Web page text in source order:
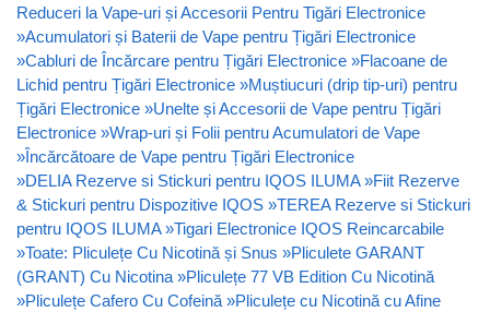
Reduceri la Vape-uri și Accesorii Pentru Tigări Electronice
»Acumulatori și Baterii de Vape pentru Țigări Electronice
»Cabluri de Încărcare pentru Țigări Electronice »Flacoane de
Lichid pentru Țigări Electronice »Muștiucuri (drip tip-uri) pentru
Țigări Electronice »Unelte și Accesorii de Vape pentru Țigări
Electronice »Wrap-uri și Folii pentru Acumulatori de Vape
»Încărcătoare de Vape pentru Țigări Electronice
»DELIA Rezerve si Stickuri pentru IQOS ILUMA »Fiit Rezerve
& Stickuri pentru Dispozitive IQOS »TEREA Rezerve si Stickuri
pentru IQOS ILUMA »Tigari Electronice IQOS Reincarcabile
»Toate: Pliculețe Cu Nicotină și Snus »Pliculete GARANT
(GRANT) Cu Nicotina »Pliculețe 77 VB Edition Cu Nicotină
»Pliculețe Cafero Cu Cofeină »Pliculețe cu Nicotină cu Afine